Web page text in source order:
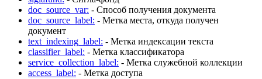
doc_source_var: - Способ получения документа
doc_source_label: - Метка места, откуда получен
документ
text_indexing_label: - Метка индексации текста
classifier_label: - Метка классификатора
service_collection_label: - Метка служебной коллекции
access_label: - Метка доступа